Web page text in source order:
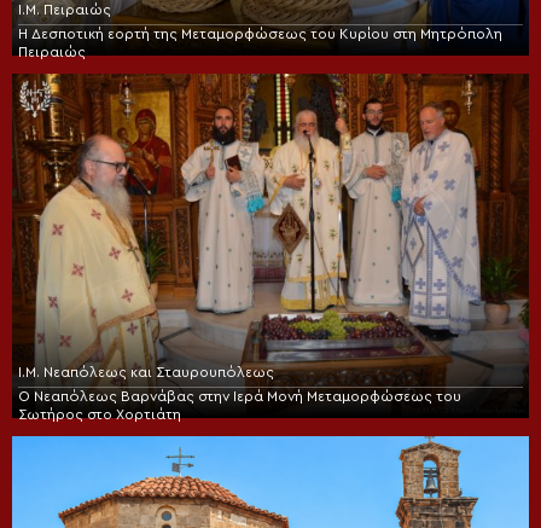
Ι.Μ. Πειραιώς
Η Δεσποτική εορτή της Μεταμορφώσεως του Κυρίου στη Μητρόπολη
Πειραιώς
Ι.Μ. Νεαπόλεως και Σταυρουπόλεως
Ο Νεαπόλεως Βαρνάβας στην Ιερά Μονή Μεταμορφώσεως του
Σωτήρος στο Χορτιάτη